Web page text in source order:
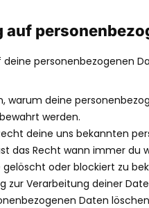
auf
personenbezogenen
warum deine
werden.
deine uns bekannten
das Recht wann immer du
gelöscht oder blockiert zu
zur Verarbeitung deiner
Daten